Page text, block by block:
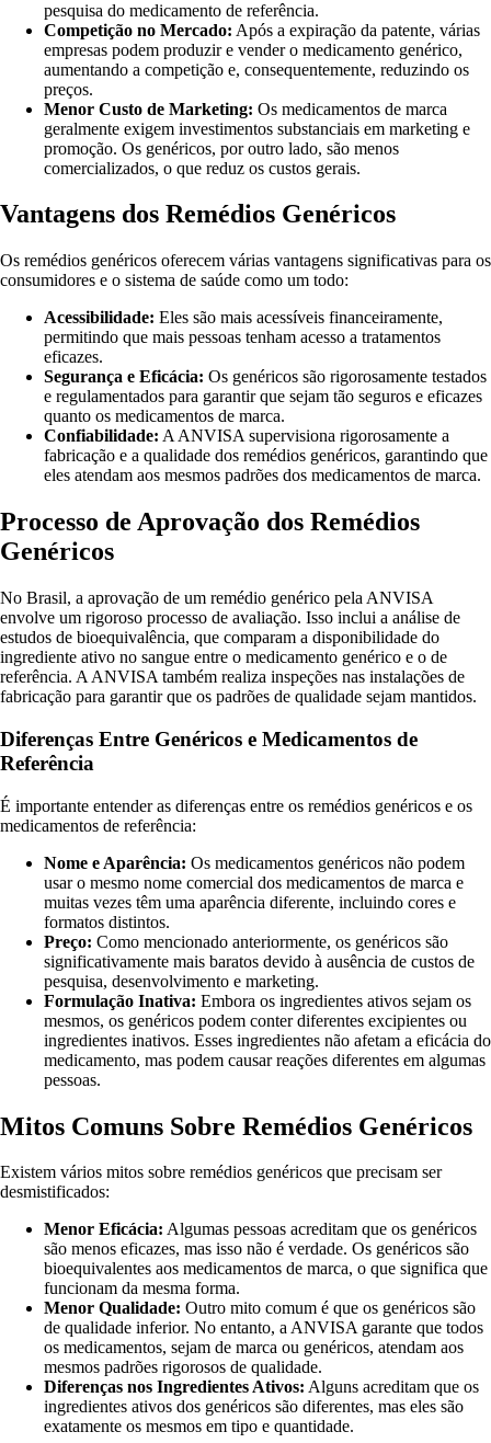
pesquisa do medicamento de referência.
Competição no Mercado: Após a expiração da patente, várias
empresas podem produzir e vender o medicamento genérico,
aumentando a competição e, consequentemente, reduzindo os
preços.
Menor Custo de Marketing: Os medicamentos de marca
geralmente exigem investimentos substanciais em marketing e
promoção. Os genéricos, por outro lado, são menos
comercializados, o que reduz os custos gerais.
Vantagens dos Remédios Genéricos
Os remédios genéricos oferecem várias vantagens significativas para os
consumidores e o sistema de saúde como um todo:
Acessibilidade: Eles são mais acessíveis financeiramente,
permitindo que mais pessoas tenham acesso a tratamentos
eficazes.
Segurança e Eficácia: Os genéricos são rigorosamente testados
e regulamentados para garantir que sejam tão seguros e eficazes
quanto os medicamentos de marca.
Confiabilidade: A ANVISA supervisiona rigorosamente a
fabricação e a qualidade dos remédios genéricos, garantindo que
eles atendam aos mesmos padrões dos medicamentos de marca.
Processo de Aprovação dos Remédios
Genéricos
No Brasil, a aprovação de um remédio genérico pela ANVISA
envolve um rigoroso processo de avaliação. Isso inclui a análise de
estudos de bioequivalência, que comparam a disponibilidade do
ingrediente ativo no sangue entre o medicamento genérico e o de
referência. A ANVISA também realiza inspeções nas instalações de
fabricação para garantir que os padrões de qualidade sejam mantidos.
Diferenças Entre Genéricos e Medicamentos de
Referência
É importante entender as diferenças entre os remédios genéricos e os
medicamentos de referência:
Nome e Aparência: Os medicamentos genéricos não podem
usar o mesmo nome comercial dos medicamentos de marca e
muitas vezes têm uma aparência diferente, incluindo cores e
formatos distintos.
Preço: Como mencionado anteriormente, os genéricos são
significativamente mais baratos devido à ausência de custos de
pesquisa, desenvolvimento e marketing.
Formulação Inativa: Embora os ingredientes ativos sejam os
mesmos, os genéricos podem conter diferentes excipientes ou
ingredientes inativos. Esses ingredientes não afetam a eficácia do
medicamento, mas podem causar reações diferentes em algumas
pessoas.
Mitos Comuns Sobre Remédios Genéricos
Existem vários mitos sobre remédios genéricos que precisam ser
desmistificados:
Menor Eficácia: Algumas pessoas acreditam que os genéricos
são menos eficazes, mas isso não é verdade. Os genéricos são
bioequivalentes aos medicamentos de marca, o que significa que
funcionam da mesma forma.
Menor Qualidade: Outro mito comum é que os genéricos são
de qualidade inferior. No entanto, a ANVISA garante que todos
os medicamentos, sejam de marca ou genéricos, atendam aos
mesmos padrões rigorosos de qualidade.
Diferenças nos Ingredientes Ativos: Alguns acreditam que os
ingredientes ativos dos genéricos são diferentes, mas eles são
exatamente os mesmos em tipo e quantidade.